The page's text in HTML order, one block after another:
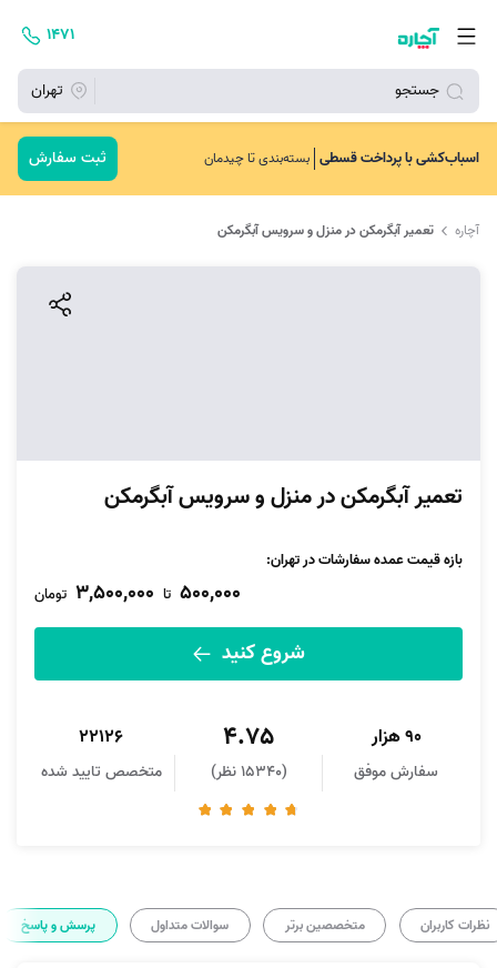
جستجو تهران
۱۴۷۱
اسباب‌کشی با پرداخت قسطی بسته‌بندی تا چیدمان ثبت سفارش
آچاره تعمیر آبگرمکن در منزل و سرویس آبگرمکن
تعمیر آبگرمکن در منزل و سرویس آبگرمکن
بازه قیمت عمده سفارشات در تهران:
500,000 تا 3,500,000 تومان
شروع کنید
90 هزار
سفارش موفق
4.75
(15340 نظر)
22126
متخصص تایید شده
نظرات کاربران متخصصین برتر سوالات متداول پرسش و پاسخ